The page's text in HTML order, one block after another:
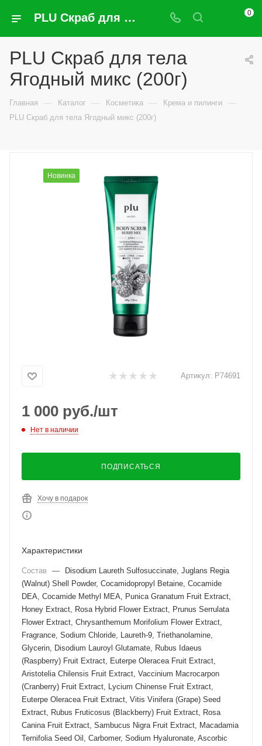
PLU Скраб для тела Ягодный микс (200г) 0
PLU Скраб для тела
Ягодный микс (200г)
Главная — Каталог — Косметика — Крема и пилинги —
PLU Скраб для тела Ягодный микс (200г)
Новинка
Артикул: P74691
1 000 руб./шт
Нет в наличии
ПОДПИСАТЬСЯ
Хочу в подарок
Характеристики
Состав —
Disodium Laureth Sulfosuccinate, Juglans Regia
(Walnut) Shell Powder, Cocamidopropyl Betaine, Cocamide
DEA, Cocamide Methyl MEA, Punica Granatum Fruit Extract,
Honey Extract, Rosa Hybrid Flower Extract, Prunus Serrulata
Flower Extract, Chrysanthemum Morifolium Flower Extract,
Fragrance, Sodium Chloride, Laureth-9, Triethanolamine,
Glycerin, Disodium Lauroyl Glutamate, Rubus Idaeus
(Raspberry) Fruit Extract, Euterpe Oleracea Fruit Extract,
Aristotelia Chilensis Fruit Extract, Vaccinium Macrocarpon
(Cranberry) Fruit Extract, Lycium Chinense Fruit Extract,
Euterpe Oleracea Fruit Extract, Vitis Vinifera (Grape) Seed
Extract, Rubus Fruticosus (Blackberry) Fruit Extract, Rosa
Canina Fruit Extract, Sambucus Nigra Fruit Extract, Macadamia
Ternifolia Seed Oil, Carbomer, Sodium Hyaluronate, Ascorbic